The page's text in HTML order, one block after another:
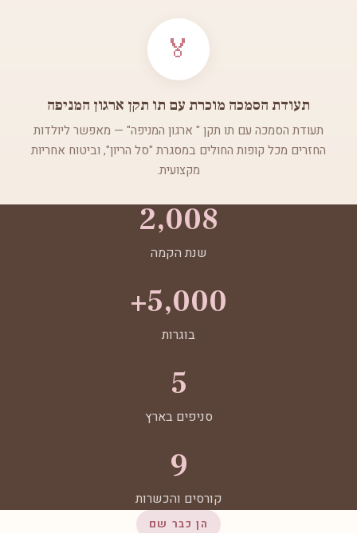
🏅
תעודת הסמכה מוכרת עם תו תקן ארגון המניפה
תעודת הסמכה עם תו תקן " ארגון המניפה" — מאפשר ליולדות
החזרים מכל קופות החולים במסגרת "סל הריון", וביטוח אחריות
מקצועית.
2,008
שנת הקמה
5,000+
בוגרות
5
סניפים בארץ
9
קורסים והכשרות
הן כבר שם